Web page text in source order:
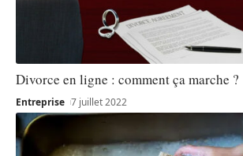
Divorce en ligne : comment ça marche ?
Entreprise 7 juillet 2022